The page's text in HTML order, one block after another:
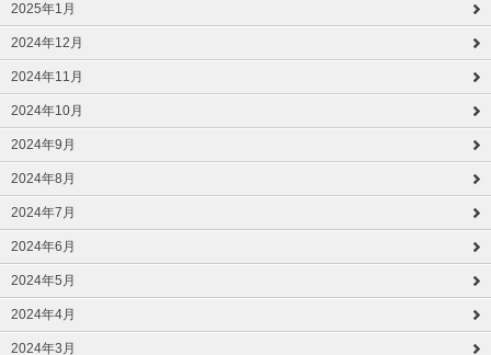
2025年1月
2024年12月
2024年11月
2024年10月
2024年9月
2024年8月
2024年7月
2024年6月
2024年5月
2024年4月
2024年3月